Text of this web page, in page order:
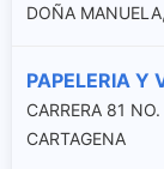
DOÑA
PAPELERIA Y
CARRERA 81
CARTAGENA